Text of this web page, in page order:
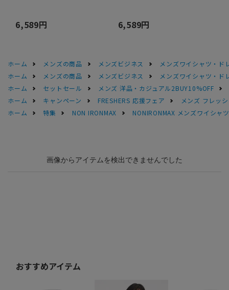
6,589円 6,589円
ホーム メンズの商品 メンズビジネス
メンズワイシャツ・ド
ホーム
メンズの商品 メンズビジネス
メンズワイシャツ・ド
ホーム
セットセール
メンズ 洋品・カジュアル2BUY10%OFF
ホーム
キャンペーン FRESHERS 応援フェア
メンズ フレッ
ホーム
特集 NON IRONMAX NONIRONMAX メンズワイシャ